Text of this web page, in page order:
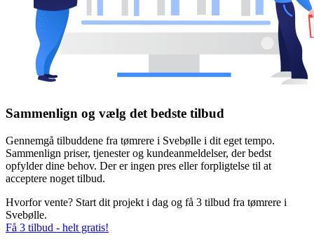
Sammenlign og vælg det bedste tilbud
Gennemgå tilbuddene fra tømrere i Svebølle i dit eget tempo.
Sammenlign priser, tjenester og kundeanmeldelser, der bedst
opfylder dine behov. Der er ingen pres eller forpligtelse til at
acceptere noget tilbud.
Hvorfor vente? Start dit projekt i dag og få 3 tilbud fra tømrere i
Svebølle.
Få 3 tilbud - helt gratis!